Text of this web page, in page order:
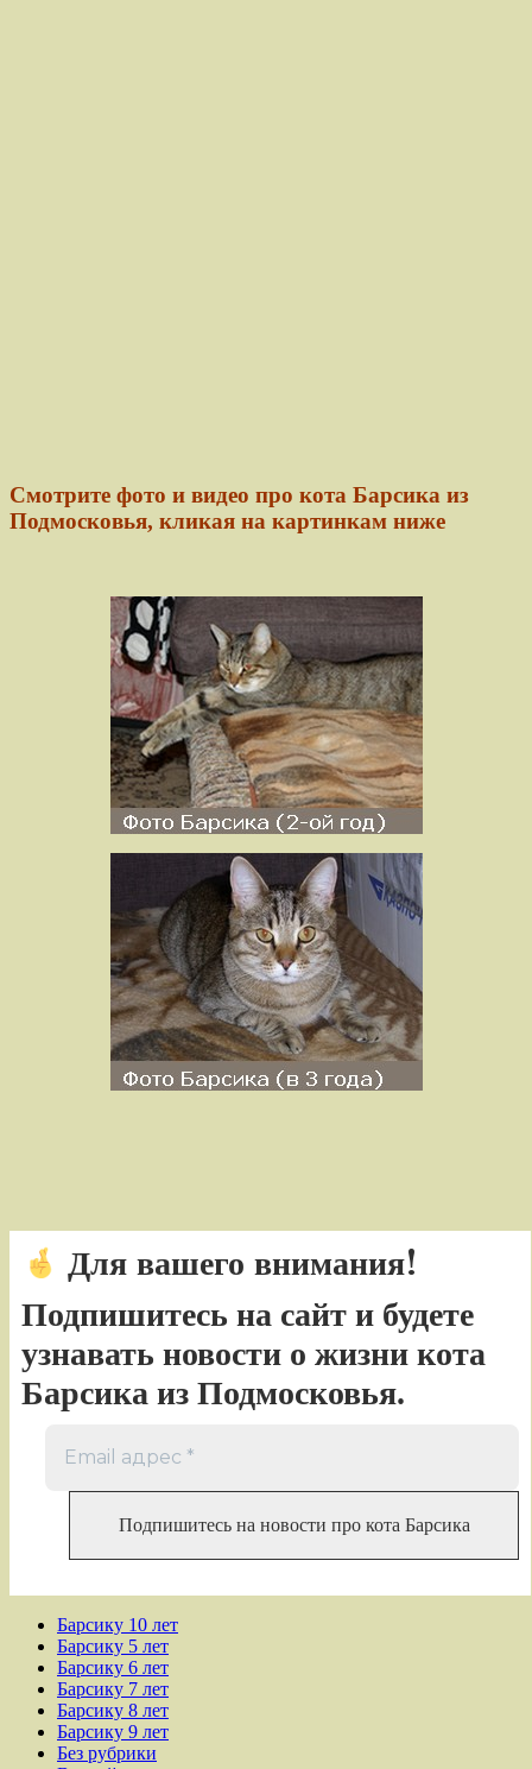
Смотрите фото и видео про кота Барсика из
Подмосковья, кликая на картинкам ниже
Для вашего внимания!
Подпишитесь на сайт и будете
узнавать новости о жизни кота
Барсика из Подмосковья.
Барсику 10 лет
Барсику 5 лет
Барсику 6 лет
Барсику 7 лет
Барсику 8 лет
Барсику 9 лет
Без рубрики